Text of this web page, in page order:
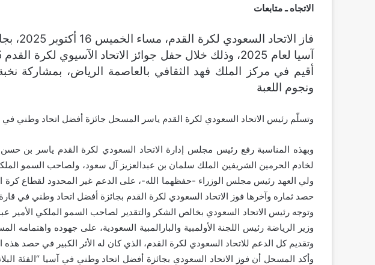
الاتجاه ـ متابعات
فاز
أقيم في مركز الملك فهد الثقافي بالعاصمة الرياض، بمشاركة
ونجوم اللعبة
وتسلّم رئيس الاتحاد السعودي لكرة القدم ياسر المسحل جائزة أفضل اتحاد وطني في
وبهذه المناسبة رفع رئيس مجلس إدارة الاتحاد السعودي لكرة القدم ياسر بن
لخادم الحرمين الشريفين الملك سلمان بن عبدالعزيز آل سعود، ولصاحب السمو
ولي العهد رئيس مجلس الوزراء -حفظهما الله-، على الدعم غير المحدود لقطاع كرة
حصد ثماره وآخرها فوز الاتحاد السعودي لكرة القدم بجائزة أفضل اتحاد وطني في قارة آسيا
وتوجه رئيس الاتحاد السعودي بخالص الشكر والتقدير لصاحب السمو الملكي الأمير
وزير الرياضة رئيس اللجنة الأولمبية والبارالمبية السعودية، على جهوده واهتمامه
وتقديم كل الدعم للاتحاد السعودي لكرة القدم، الذي كان له الأثر الكبير في حصد هذه
وأكد المسحل أن فوز الاتحاد السعودي بجائزة أفضل اتحاد وطني في آسيا “الفئة